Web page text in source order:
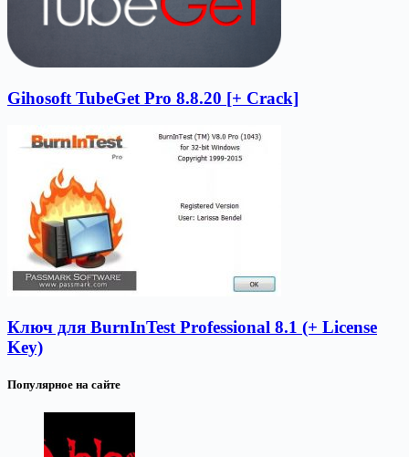
Gihosoft TubeGet Pro 8.8.20 [+ Crack]
Ключ для BurnInTest Professional 8.1 (+ License
Key)
Популярное на сайте